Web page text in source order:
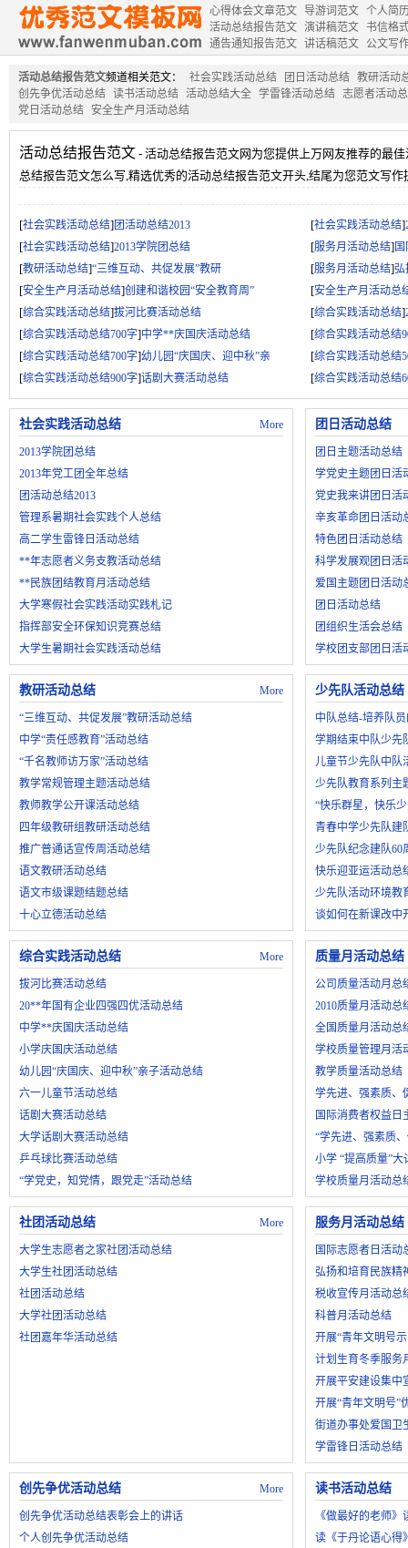
心得体会文章范文 导游词范文 个人简
活动总结报告范文 演讲稿范文 书信格
通告通知报告范文 讲话稿范文 公文写
活动总结报告范文频道相关范文： 社会实践活动总结 团日活动总结 教研活动
创先争优活动总结 读书活动总结 活动总结大全 学雷锋活动总结 志愿者活动
党日活动总结
安全生产月活动总结
活动总结报告范文 - 活动总结报告范文网为您提供上万网友推荐的最
总结报告范文怎么写,精选优秀的活动总结报告范文开头,结尾为您范文写作
[社会实践活动总结]团活动总结2013 [社会实践活动总结]
[社会实践活动总结]2013学院团总结 [服务月活动总结]
[教研活动总结]“三维互动、共促发展”教研 [服务月活动总结]弘
[安全生产月活动总结]创建和谐校园“安全教育周” [安全生产月活动总
[综合实践活动总结]拔河比赛活动总结 [综合实践活动总结]
[综合实践活动总结700字]中学**庆国庆活动总结 [综合实践活动总结
[综合实践活动总结700字]幼儿园“庆国庆、迎中秋”亲 [综合实践活动总结
[综合实践活动总结900字]话剧大赛活动总结 [综合实践活动总结
More
社会实践活动总结
2013学院团总结
2013年党工团全年总结
团活动总结2013
管理系暑期社会实践个人总结
高二学生雷锋日活动总结
**年志愿者义务支教活动总结
**民族团结教育月活动总结
大学寒假社会实践活动实践札记
指挥部安全环保知识竞赛总结
大学生暑期社会实践活动总结
团日活动总结
团日主题活动总结
学党史主题团日活
党史我来讲团日活
辛亥革命团日活动
特色团日活动总结
科学发展观团日活
爱国主题团日活动
团日活动总结
团组织生活会总结
学校团支部团日活
More
教研活动总结
“三维互动、共促发展”教研活动总结
中学“责任感教育”活动总结
“千名教师访万家”活动总结
教学常规管理主题活动总结
教师教学公开课活动总结
四年级教研组教研活动总结
推广普通话宣传周活动总结
语文教研活动总结
语文市级课题结题总结
十心立德活动总结
少先队活动总结
中队总结-培养队
学期结束中队少先
儿童节少先队中队
少先队教育系列主
“快乐群星，快乐
青春中学少先队建
少先队纪念建队60
快乐迎亚运活动总
少先队活动环境教
谈如何在新课改中
More
综合实践活动总结
拔河比赛活动总结
20**年国有企业四强四优活动总结
中学**庆国庆活动总结
小学庆国庆活动总结
幼儿园“庆国庆、迎中秋”亲子活动总结
六一儿童节活动总结
话剧大赛活动总结
大学话剧大赛活动总结
乒乓球比赛活动总结
“学党史，知党情，跟党走”活动总结
质量月活动总结
公司质量活动月总
2010质量月活动总
全国质量月活动总
学校质量管理月活
教学质量活动总结
学先进、强素质、
国际消费者权益日
“学先进、强素质
小学 “提高质量”
学校质量月活动总
More
社团活动总结
大学生志愿者之家社团活动总结
大学生社团活动总结
社团活动总结
大学社团活动总结
社团嘉年华活动总结
服务月活动总结
国际志愿者日活动
弘扬和培育民族精
税收宣传月活动总
科普月活动总结
开展“青年文明号
计划生育冬季服务
开展平安建设集中
开展“青年文明号”
街道办事处爱国卫
学雷锋日活动总结
More
创先争优活动总结
创先争优活动总结表彰会上的讲话
个人创先争优活动总结
读书活动总结
《做最好的老师》
读《于丹论语心得